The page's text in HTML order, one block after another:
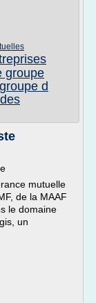
groupe
d
mutuelle
de la MAAF
le domaine
un